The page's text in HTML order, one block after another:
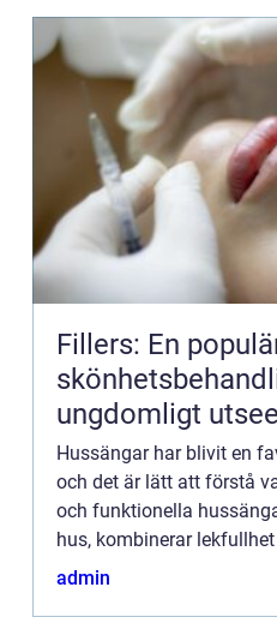
Fillers: En
ungdomligt
Hussängar har blivit en
och det är lätt att förstå
och funktionella
hus, kombinerar
skapar en my...
admin